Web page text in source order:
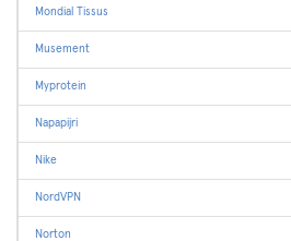
Mondial Tissus
Musement
Myprotein
Napapijri
Nike
NordVPN
Norton